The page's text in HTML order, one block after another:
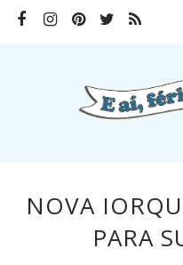
NOVA
PARA